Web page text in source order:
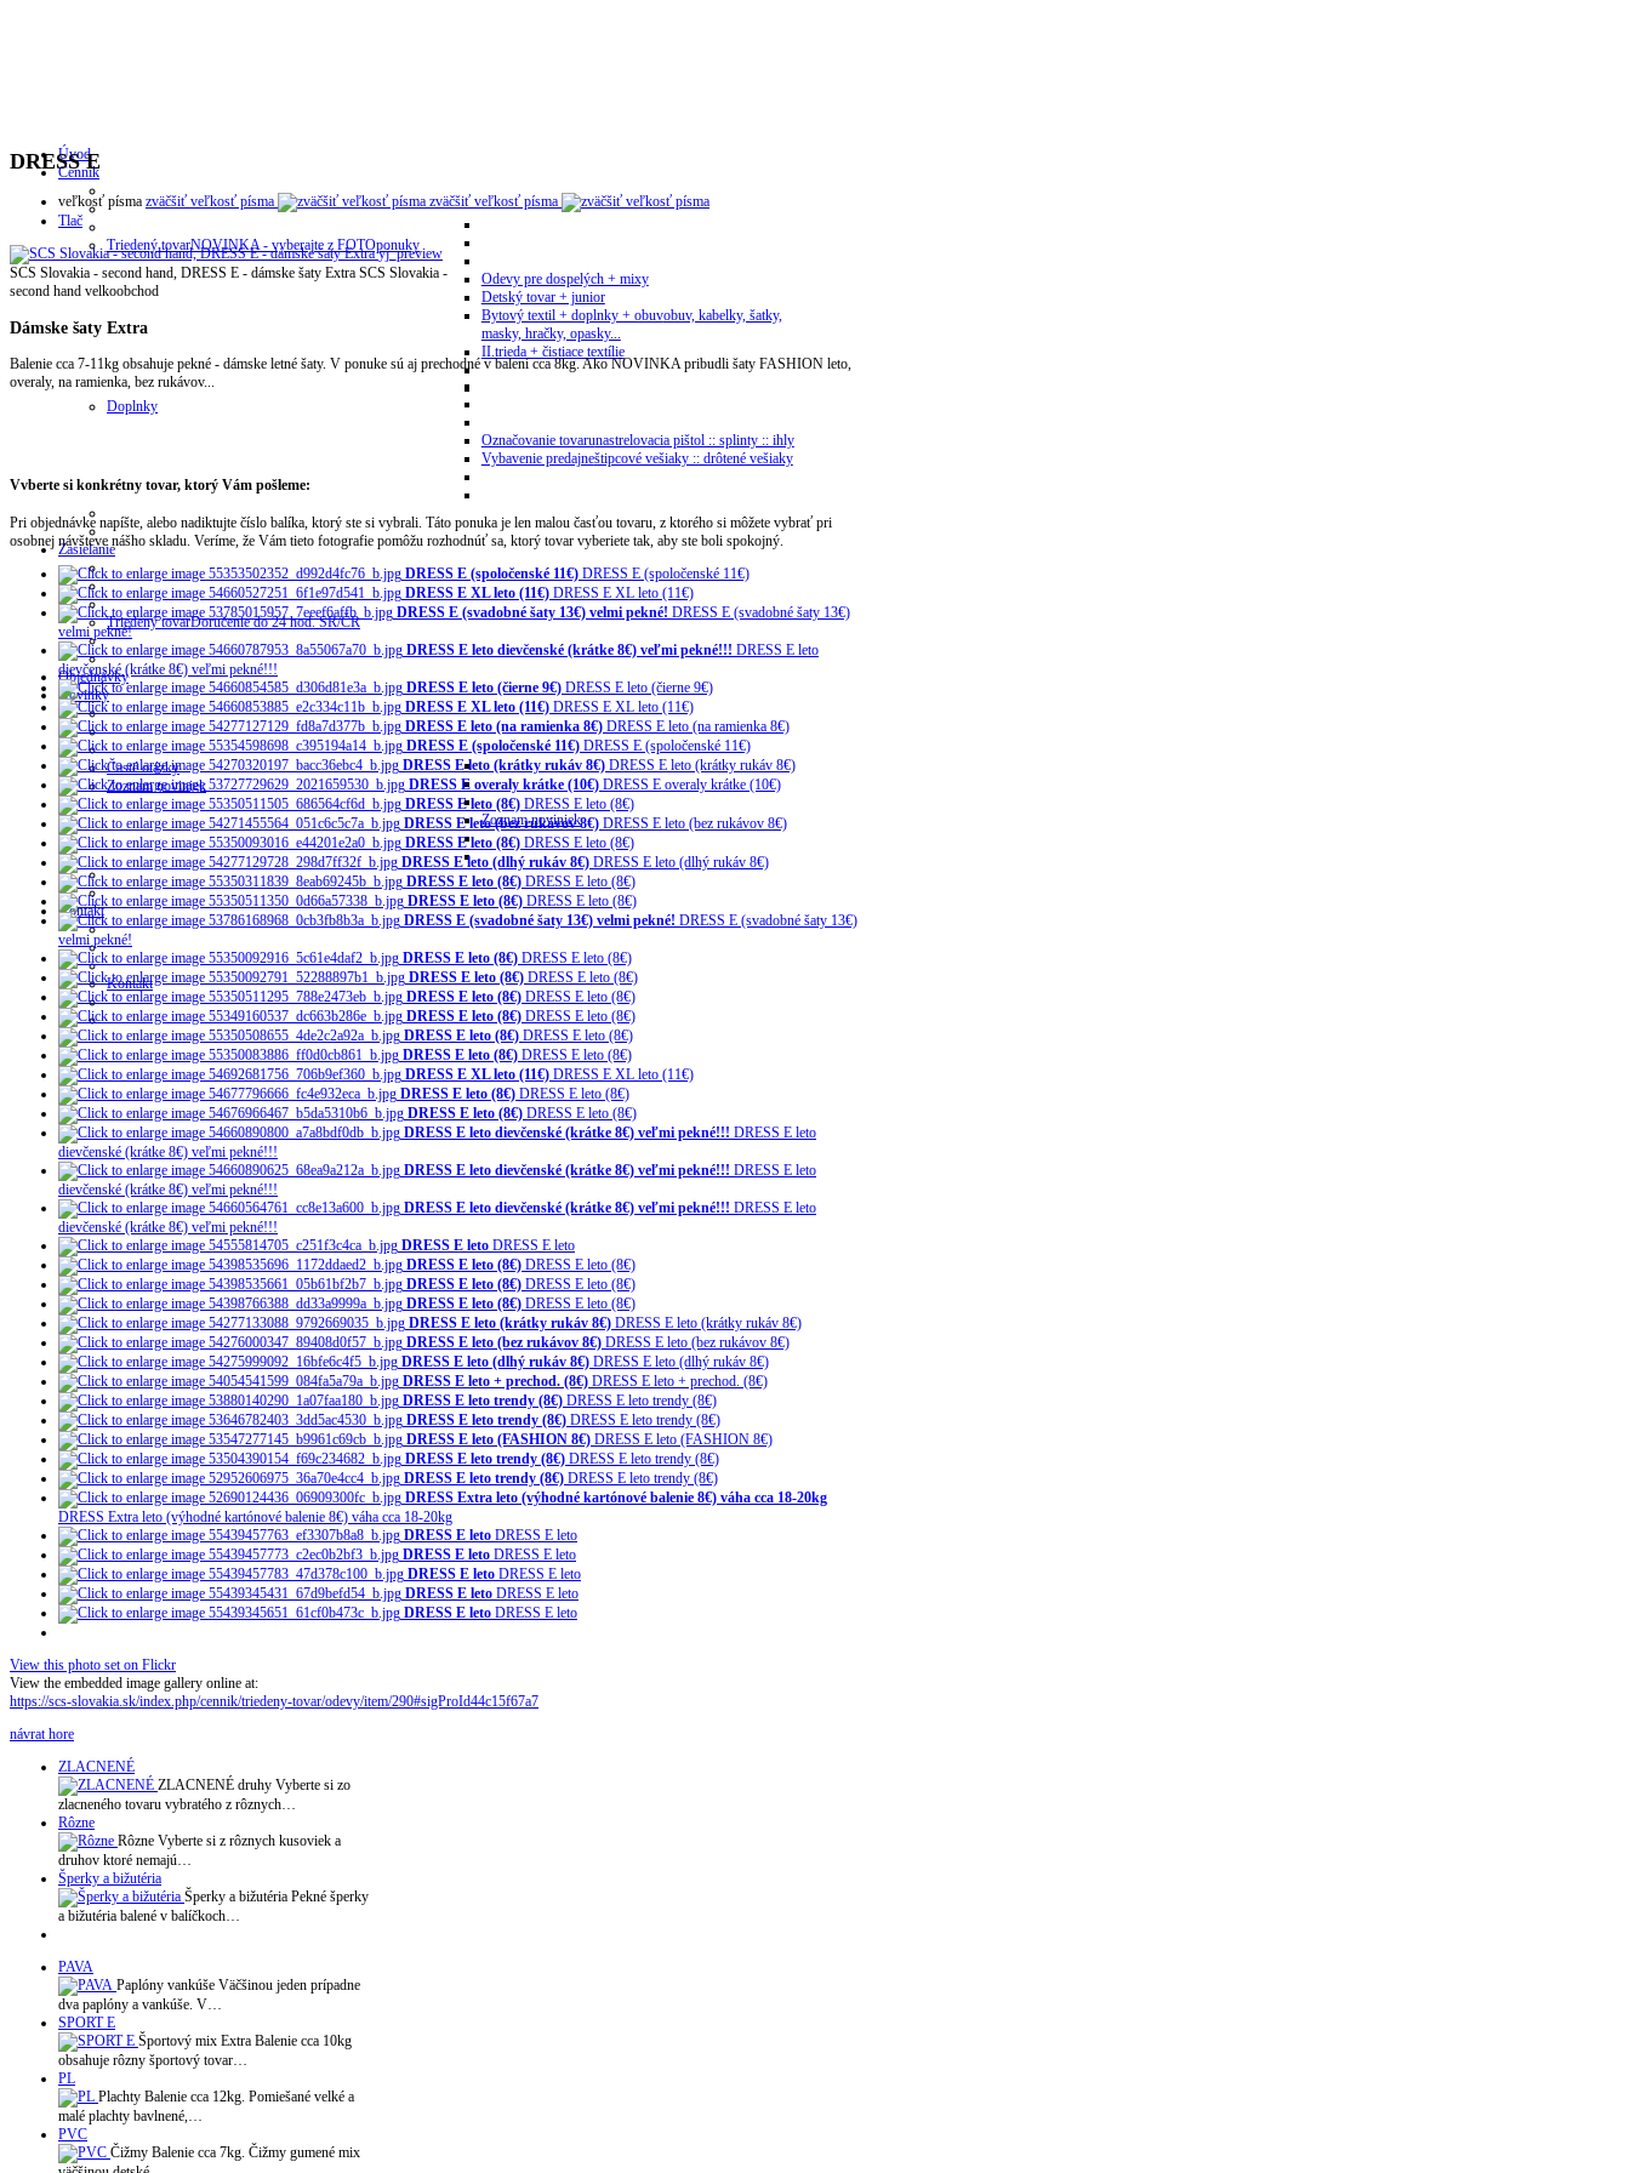
Úvod
Cenník
Triedený tovarNOVINKA - vyberajte z FOTOponuky
Odevy pre dospelých + mixy
Detský tovar + junior
Bytový textil + doplnky + obuvobuv, kabelky, šatky,
masky, hračky, opasky...
II.trieda + čistiace textílie
Doplnky
Označovanie tovarunastrelovacia pištol :: splinty :: ihly
Vybavenie predajneštipcové vešiaky :: drôtené vešiaky
Zasielanie
Triedený tovarDoručenie do 24 hod. SR/ČR
Objednávky
Novinky
Časté otázky
Zoznam noviniek
Zoznam noviniek
Kontakt
Kontakt
DRESS E
veľkosť písma zväčšiť veľkosť písma
zväčšiť veľkosť písma
Tlač
yj_preview
SCS Slovakia - second hand, DRESS E - dámske šaty Extra SCS Slovakia -
second hand velkoobchod
Dámske šaty Extra
Balenie cca 7-11kg obsahuje pekné - dámske letné šaty. V ponuke sú aj prechodné v balení cca 8kg. Ako NOVINKA pribudli šaty FASHION leto,
overaly, na ramienka, bez rukávov...
Vvberte si konkrétny tovar, ktorý Vám pošleme:
Pri objednávke napíšte, alebo nadiktujte číslo balíka, ktorý ste si vybrali. Táto ponuka je len malou časťou tovaru, z ktorého si môžete vybrať pri
osobnej návšteve nášho skladu. Veríme, že Vám tieto fotografie pomôžu rozhodnúť sa, ktorý tovar vyberiete tak, aby ste boli spokojný.
DRESS E (spoločenské 11€) DRESS E (spoločenské 11€)
DRESS E XL leto (11€) DRESS E XL leto (11€)
DRESS E (svadobné šaty 13€) velmi pekné! DRESS E (svadobné šaty 13€)
velmi pekné!
DRESS E leto dievčenské (krátke 8€) veľmi pekné!!! DRESS E leto
dievčenské (krátke 8€) veľmi pekné!!!
DRESS E leto (čierne 9€) DRESS E leto (čierne 9€)
DRESS E XL leto (11€) DRESS E XL leto (11€)
DRESS E leto (na ramienka 8€) DRESS E leto (na ramienka 8€)
DRESS E (spoločenské 11€) DRESS E (spoločenské 11€)
DRESS E leto (krátky rukáv 8€) DRESS E leto (krátky rukáv 8€)
DRESS E overaly krátke (10€) DRESS E overaly krátke (10€)
DRESS E leto (8€) DRESS E leto (8€)
DRESS E leto (bez rukávov 8€) DRESS E leto (bez rukávov 8€)
DRESS E leto (8€) DRESS E leto (8€)
DRESS E leto (dlhý rukáv 8€) DRESS E leto (dlhý rukáv 8€)
DRESS E leto (8€) DRESS E leto (8€)
DRESS E leto (8€) DRESS E leto (8€)
DRESS E (svadobné šaty 13€) velmi pekné! DRESS E (svadobné šaty 13€)
velmi pekné!
DRESS E leto (8€) DRESS E leto (8€)
DRESS E leto (8€) DRESS E leto (8€)
DRESS E leto (8€) DRESS E leto (8€)
DRESS E leto (8€) DRESS E leto (8€)
DRESS E leto (8€) DRESS E leto (8€)
DRESS E leto (8€) DRESS E leto (8€)
DRESS E XL leto (11€) DRESS E XL leto (11€)
DRESS E leto (8€) DRESS E leto (8€)
DRESS E leto (8€) DRESS E leto (8€)
DRESS E leto dievčenské (krátke 8€) veľmi pekné!!! DRESS E leto
dievčenské (krátke 8€) veľmi pekné!!!
DRESS E leto dievčenské (krátke 8€) veľmi pekné!!! DRESS E leto
dievčenské (krátke 8€) veľmi pekné!!!
DRESS E leto dievčenské (krátke 8€) veľmi pekné!!! DRESS E leto
dievčenské (krátke 8€) veľmi pekné!!!
DRESS E leto DRESS E leto
DRESS E leto (8€) DRESS E leto (8€)
DRESS E leto (8€) DRESS E leto (8€)
DRESS E leto (8€) DRESS E leto (8€)
DRESS E leto (krátky rukáv 8€) DRESS E leto (krátky rukáv 8€)
DRESS E leto (bez rukávov 8€) DRESS E leto (bez rukávov 8€)
DRESS E leto (dlhý rukáv 8€) DRESS E leto (dlhý rukáv 8€)
DRESS E leto + prechod. (8€) DRESS E leto + prechod. (8€)
DRESS E leto trendy (8€) DRESS E leto trendy (8€)
DRESS E leto trendy (8€) DRESS E leto trendy (8€)
DRESS E leto (FASHION 8€) DRESS E leto (FASHION 8€)
DRESS E leto trendy (8€) DRESS E leto trendy (8€)
DRESS E leto trendy (8€) DRESS E leto trendy (8€)
DRESS Extra leto (výhodné kartónové balenie 8€) váha cca 18-20kg
DRESS Extra leto (výhodné kartónové balenie 8€) váha cca 18-20kg
DRESS E leto DRESS E leto
DRESS E leto DRESS E leto
DRESS E leto DRESS E leto
DRESS E leto DRESS E leto
DRESS E leto DRESS E leto
View this photo set on Flickr
View the embedded image gallery online at:
https://scs-slovakia.sk/index.php/cennik/triedeny-tovar/odevy/item/290#sigProId44c15f67a7
návrat hore
ZLACNENÉ
ZLACNENÉ druhy Vyberte si zo
zlacneného tovaru vybratého z rôznych…
Rôzne
Rôzne Vyberte si z rôznych kusoviek a
druhov ktoré nemajú…
Šperky a bižutéria
Šperky a bižutéria Pekné šperky
a bižutéria balené v balíčkoch…
PAVA
Paplóny vankúše Väčšinou jeden prípadne
dva paplóny a vankúše. V…
SPORT E
Športový mix Extra Balenie cca 10kg
obsahuje rôzny športový tovar…
PL
Plachty Balenie cca 12kg. Pomiešané velké a
malé plachty bavlnené,…
PVC
Čižmy Balenie cca 7kg. Čižmy gumené mix